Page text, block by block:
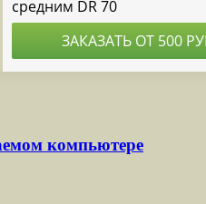
компьютере